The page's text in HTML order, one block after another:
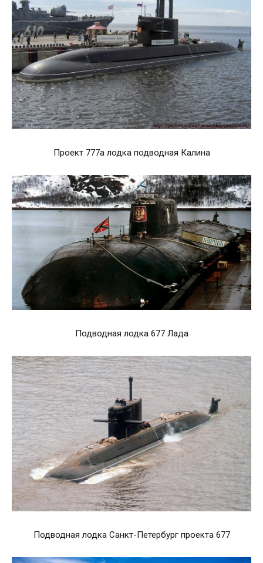
Проект 777а лодка подводная Калина
Подводная лодка 677 Лада
Подводная лодка Санкт-Петербург проекта 677